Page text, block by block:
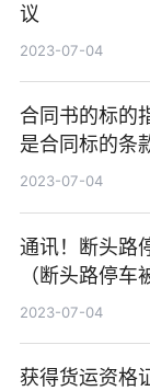
议
2023-07-04
合同书的标的
是合同标的条
2023-07-04
通讯！断头路
（断头路停车
诉）
2023-07-04
获得货运资格